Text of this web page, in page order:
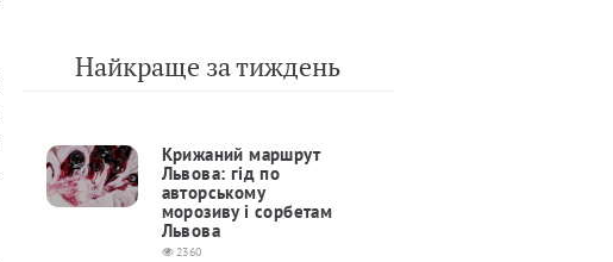
Найкраще за тиждень
Крижаний маршрут
Львова: гід по
авторському
морозиву і сорбетам
Львова
2360